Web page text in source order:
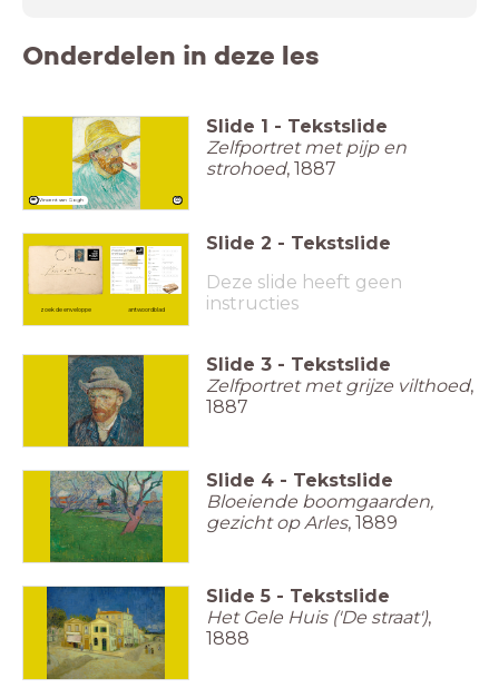
Onderdelen in deze les
Vincent van Gogh
Slide 1 - Tekstslide
Zelfportret met pijp en
strohoed, 1887
zoek de enveloppe antwoordblad
Slide 2 - Tekstslide
Deze slide heeft geen
instructies
Slide 3 - Tekstslide
Zelfportret met grijze vilthoed,
1887
Slide 4 - Tekstslide
Bloeiende boomgaarden,
gezicht op Arles, 1889
Slide 5 - Tekstslide
Het Gele Huis ('De straat'),
1888